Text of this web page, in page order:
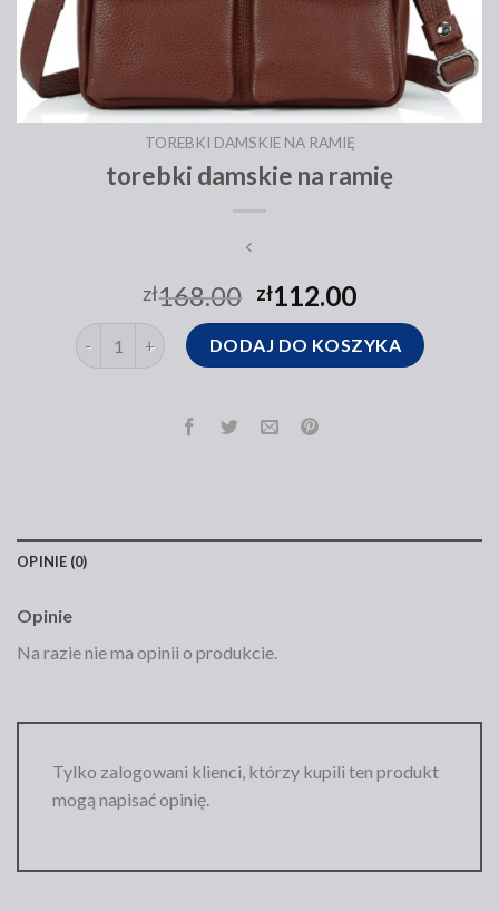
TOREBKI DAMSKIE NA RAMIĘ
torebki damskie na ramię
zł168.00 zł112.00
ilość torebki damskie na ramięDODAJ DO KOSZYKA
OPINIE (0)
Opinie
Na razie nie ma opinii o produkcie.
Tylko zalogowani klienci, którzy kupili ten produkt
mogą napisać opinię.